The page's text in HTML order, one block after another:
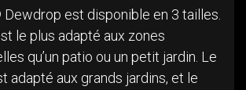
est disponible en 3 tailles.
le plus adapté aux zones
qu’un patio ou un petit jardin. Le
adapté aux grands jardins, et le